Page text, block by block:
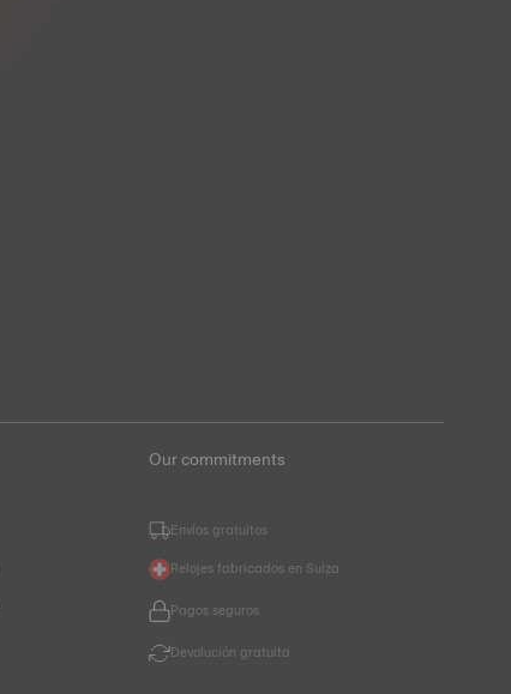
Our commitments
Envíos gratuitos
Relojes fabricados en Suiza
Pagos seguros
Devolución gratuita